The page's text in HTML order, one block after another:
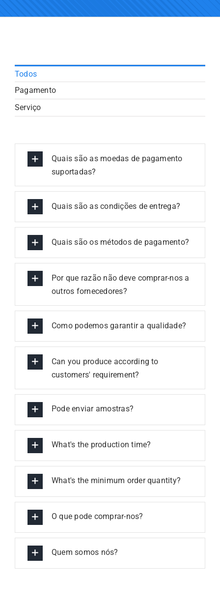
Todos
Pagamento
Serviço
Quais são as moedas de pagamento
suportadas?
Quais são as condições de entrega?
Quais são os métodos de pagamento?
Por que razão não deve comprar-nos a
outros fornecedores?
Como podemos garantir a qualidade?
Can you produce according to
customers' requirement?
Pode enviar amostras?
What's the production time?
What's the minimum order quantity?
O que pode comprar-nos?
Quem somos nós?